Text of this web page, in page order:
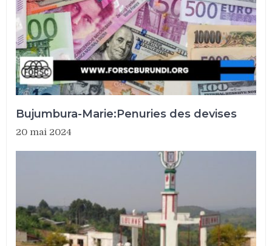
Bujumbura-Marie:Penuries des devises
20 mai 2024